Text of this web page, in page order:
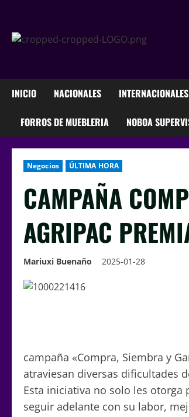
INICIO NACIONALES INTERNACIONALES
FORROS DE MUEBLERIA NOBOA
Negocios ÚLTIMA HORA
CAMPAÑA
AGRIPAC
Mariuxi Buenaño 2025-01-28
campaña «Compra, Siembra y
atraviesan diversas dificultades
Esta iniciativa no solo les
seguir adelante con su labor,